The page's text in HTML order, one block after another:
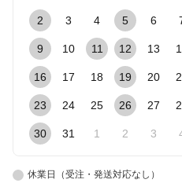
2 3 4 5 6
9 10 11 12 13
16 17 18 19 20
23 24 25 26 27
30 31 1 2 3
休業日（受注・発送対応なし）